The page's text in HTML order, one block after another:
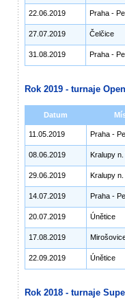
22.06.2019 Praha -
27.07.2019 Čelčice
31.08.2019 Praha -
Rok 2019 - turnaje
Datum
11.05.2019 Praha -
08.06.2019 Kralupy n.
29.06.2019 Kralupy n.
14.07.2019 Praha -
20.07.2019 Únětice
17.08.2019
22.09.2019 Únětice
Rok 2018 - turnaje